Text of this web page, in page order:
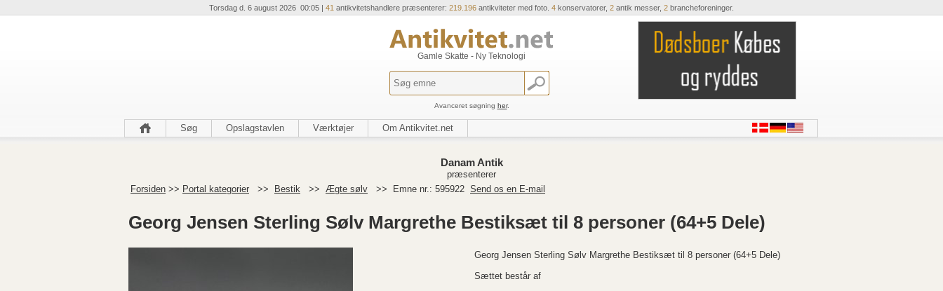
Torsdag d. 6 august 2026 00:05 | 41 antikvitetshandlere præsenterer: 219.196 antikviteter med foto. 4 konservatorer, 2 antik messer, 2 brancheforeninger.
Gamle Skatte - Ny Teknologi
Avanceret søgning her.
Søg Opslagstavlen Værktøjer Om Antikvitet.net
Danam Antik
præsenterer
Forsiden >> Portal kategorier >> Bestik >> Ægte sølv >> Emne nr.: 595922 Send os en E-mail
Georg Jensen Sterling Sølv Margrethe Bestiksæt til 8 personer (64+5 Dele)
Georg Jensen Sterling Sølv Margrethe Bestiksæt til 8 personer (64+5 Dele)
Sættet består af